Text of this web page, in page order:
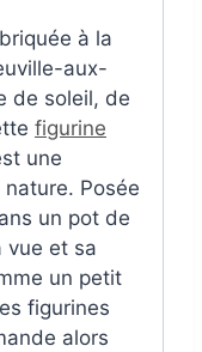
à la
aux-
de soleil, de
figurine
une
Posée
un pot de
vue et sa
un petit
figurines
alors